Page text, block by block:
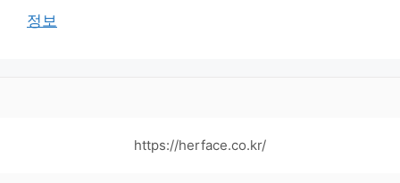
정보
https://herface.co.kr/